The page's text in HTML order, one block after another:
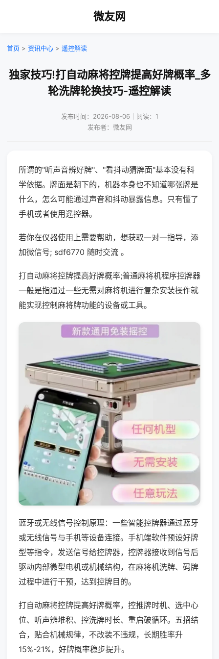
微友网
首页 > 资讯中心 > 遥控解读
独家技巧!打自动麻将控牌提高好牌概率_多
轮洗牌轮换技巧-遥控解读
发布时间：2026-08-06｜阅读：1
发布者：微友网
所谓的"听声音辨好牌"、"看抖动猜牌面"基本没有科
学依据。牌面是朝下的，机器本身也不知道哪张牌是
什么，怎么可能通过声音和抖动暴露信息。只有懂了
手机或者使用遥控器。
若你在仪器使用上需要帮助，想获取一对一指导，添
加微信号; sdf6770 随时交流 。
打自动麻将控牌提高好牌概率;普通麻将机程序控牌器
一般是指通过一些无需对麻将机进行复杂安装操作就
能实现控制麻将牌功能的设备或工具。
蓝牙或无线信号控制原理：一些智能控牌器通过蓝牙
或无线信号与手机等设备连接。手机端软件预设好牌
型等指令，发送信号给控牌器，控牌器接收到信号后
驱动内部微型电机或机械结构，在麻将机洗牌、码牌
过程中进行干预，达到控牌目的。
打自动麻将控牌提高好牌概率，控推牌时机、选中心
位、听声辨堆积、控洗牌时长、重启破循环。五招结
合，贴合机械规律，不改装不违规，长期胜率升
15%-21%，好牌概率稳步提升。